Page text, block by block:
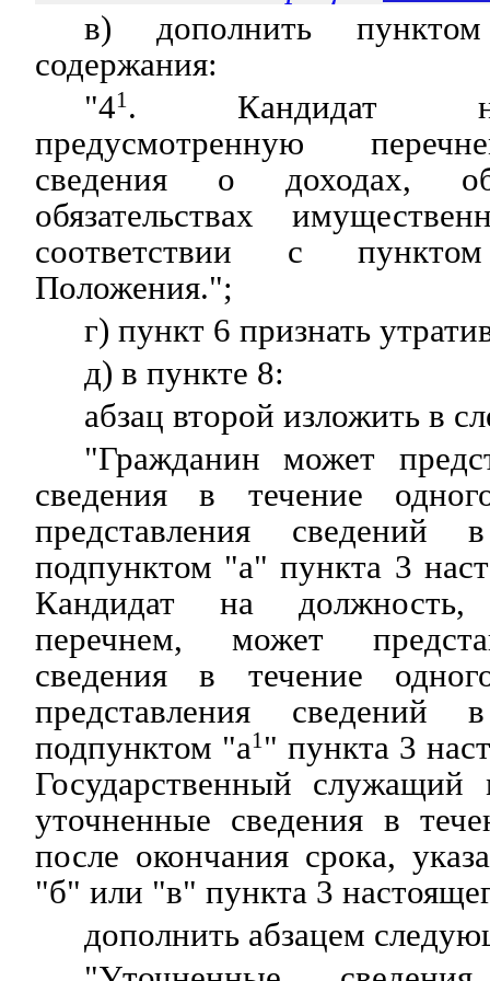
в) дополнить
содержания:
"41 . Кандидат
предусмотренную
сведения о доходах,
обязательствах
соответствии с
Положения.";
г) пункт 6 признать
д) в пункте 8:
абзац второй изложить в
"Гражданин может
сведения в течение
представления сведений
подпунктом "а" пункта 3
Кандидат на должность,
перечнем, может
сведения в течение
представления сведений
подпунктом "а1 " пункта 3
Государственный служащий
уточненные сведения в
после окончания срока,
"б" или "в" пункта 3
дополнить абзацем